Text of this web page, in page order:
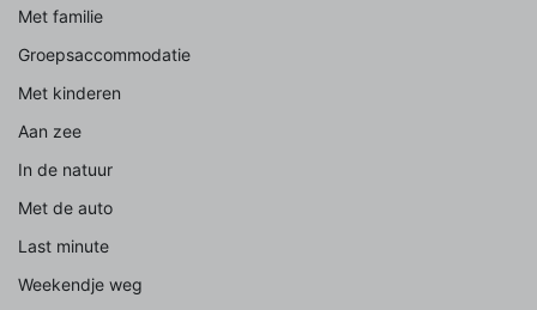
Met familie
Groepsaccommodatie
Met kinderen
Aan zee
In de natuur
Met de auto
Last minute
Weekendje weg